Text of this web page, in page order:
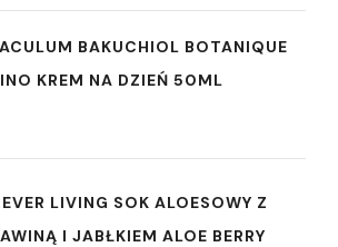
BAKUCHIOL BOTANIQUE
KREM NA DZIEŃ 50ML
LIVING SOK ALOESOWY Z
I JABŁKIEM ALOE BERRY